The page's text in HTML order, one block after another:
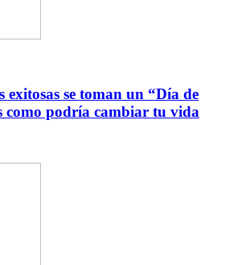
exitosas se toman un “Día de
como podría cambiar tu vida